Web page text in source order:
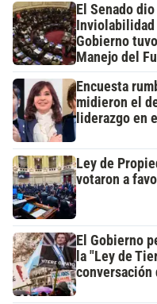
El Senado
Inviolabilidad
Gobierno
Manejo del
Encuesta
midieron el
liderazgo en
Ley de
votaron a
El Gobierno
la "Ley de
conversación